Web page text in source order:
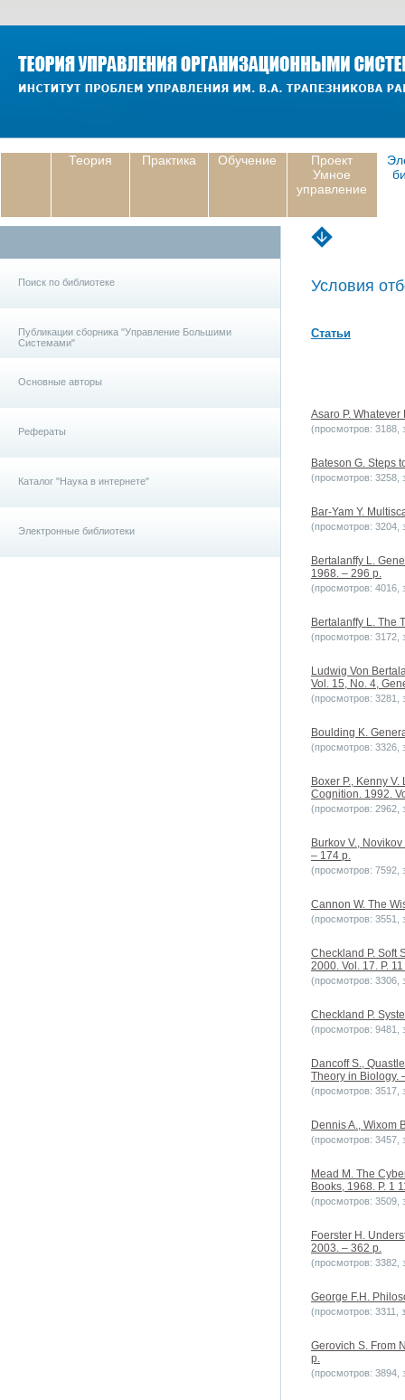
Теория Практика Обучение
Проект
Умное
управление
Поиск по библиотеке
Публикации сборника "Управление Большими
Системами"
Основные авторы
Рефераты
Каталог "Наука в интернете"
Электронные библиотеки
Условия
Статьи
Asaro P.
(просмотров: 3188,
Bateson G. Steps
(просмотров: 3258,
Bar-Yam Y.
(просмотров: 3204,
Bertalanffy L.
1968. – 296 p.
(просмотров: 4016,
Bertalanffy L. The
(просмотров: 3172,
Ludwig Von
Vol. 15, No. 4,
(просмотров: 3281,
Boulding K.
(просмотров: 3326,
Boxer P., Kenny
Cognition. 1992.
(просмотров: 2962,
Burkov V.,
– 174 p.
(просмотров: 7592,
Cannon W. The
(просмотров: 3551,
Checkland P. Soft
2000. Vol. 17. P.
(просмотров: 3306,
Checkland P.
(просмотров: 9481,
Dancoff S.,
Theory in Biology.
(просмотров: 3517,
Dennis A., Wixom
(просмотров: 3457,
Mead M. The
Books, 1968. P. 1
(просмотров: 3509,
Foerster H.
2003. – 362 p.
(просмотров: 3382,
George F.H.
(просмотров: 3311,
Gerovich S. From
p.
(просмотров: 3894,